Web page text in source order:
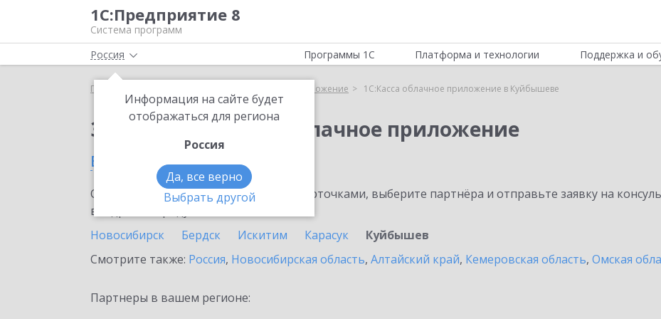
1С:Предприятие 8
Система программ
Россия
Информация на сайте будет
отображаться для региона
Россия
Да, все верно
Выбрать другой
Программы 1С Платформа и технологии Поддержка и
Главная 1С:Касса облачное приложение 1С:Касса облачное приложение в Куйбышеве
Заказать 1С:Касса облачное приложение
в Куйбышеве
Ознакомьтесь с информационными карточками, выберите партнёра и отправьте заявку на
внедрение продукта.
Новосибирск
Бердск Искитим Карасук
Куйбышев
Смотрите также: Россия, Новосибирская область, Алтайский край, Кемеровская область, Омская
Партнеры в вашем регионе: